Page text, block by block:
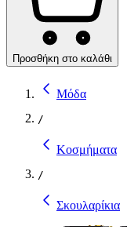
Προσθήκη στο καλάθι
Μόδα
/
Κοσμήματα
/
Σκουλαρίκια